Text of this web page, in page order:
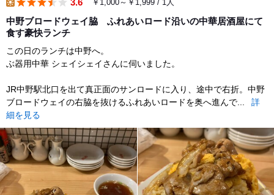
￥1,000～￥1,999 / 1人
中野ブロードウェイ脇 ふれあいロード沿いの中華居酒屋にて
食す豪快ランチ
この日のランチは中野へ。
ぶ器用中華 シェイシェイさんに伺いました。
JR中野駅北口を出て真正面のサンロードに入り、途中で右折。中野
ブロードウェイの右脇を抜けるふれあいロードを奥へ進んで...
詳
細を見る